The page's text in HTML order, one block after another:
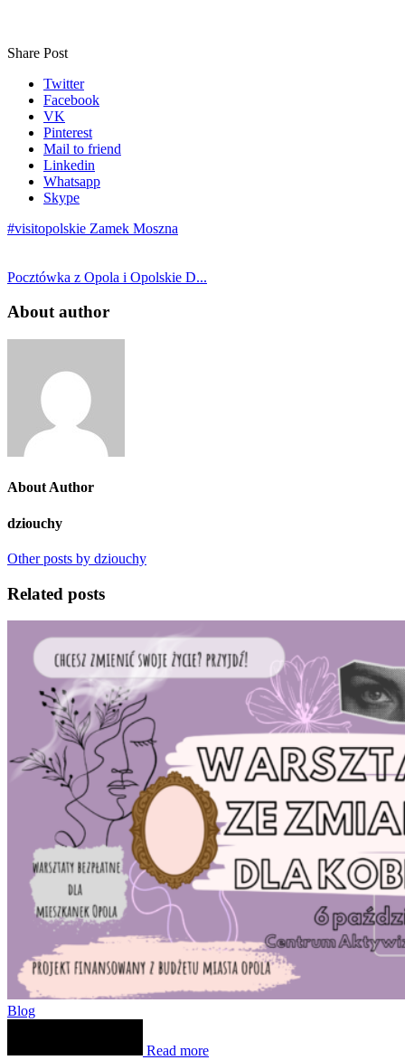
Share Post
Twitter
Facebook
VK
Pinterest
Mail to friend
Linkedin
Whatsapp
Skype
#visitopolskie Zamek Moszna
Pocztówka z Opola i Opolskie D...
About author
About Author
dziouchy
Other posts by dziouchy
Related posts
Blog
Read more